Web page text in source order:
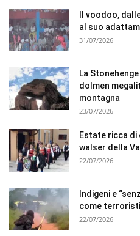
Il voodoo,
al suo
31/07/2026
La
dolmen
montagna
23/07/2026
Estate ricca di
walser della
22/07/2026
Indigeni e
come terroristi
22/07/2026